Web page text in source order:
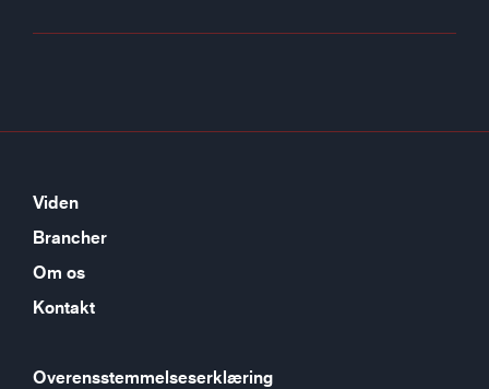
Viden
Brancher
Om os
Kontakt
Overensstemmelseserklæring